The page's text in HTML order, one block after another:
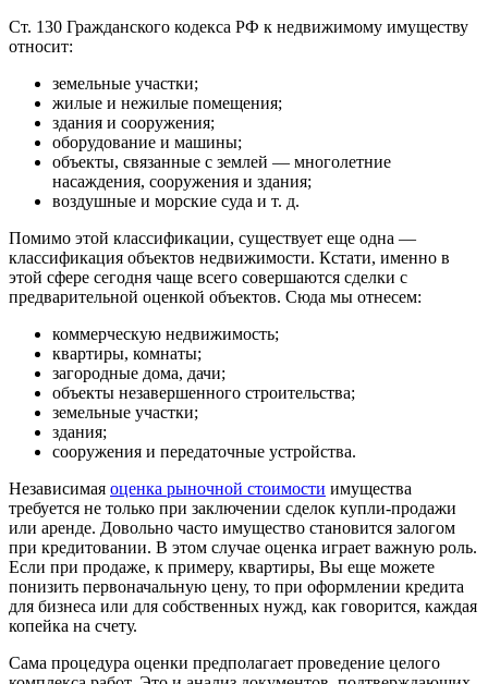
Ст. 130 Гражданского кодекса РФ к недвижимому имуществу
относит:
земельные участки;
жилые и нежилые помещения;
здания и сооружения;
оборудование и машины;
объекты, связанные с землей — многолетние
насаждения, сооружения и здания;
воздушные и морские суда и т. д.
Помимо этой классификации, существует еще одна —
классификация объектов недвижимости. Кстати, именно в
этой сфере сегодня чаще всего совершаются сделки с
предварительной оценкой объектов. Сюда мы отнесем:
коммерческую недвижимость;
квартиры, комнаты;
загородные дома, дачи;
объекты незавершенного строительства;
земельные участки;
здания;
сооружения и передаточные устройства.
Независимая оценка рыночной стоимости имущества
требуется не только при заключении сделок купли-продажи
или аренде. Довольно часто имущество становится залогом
при кредитовании. В этом случае оценка играет важную роль.
Если при продаже, к примеру, квартиры, Вы еще можете
понизить первоначальную цену, то при оформлении кредита
для бизнеса или для собственных нужд, как говорится, каждая
копейка на счету.
Сама процедура оценки предполагает проведение целого